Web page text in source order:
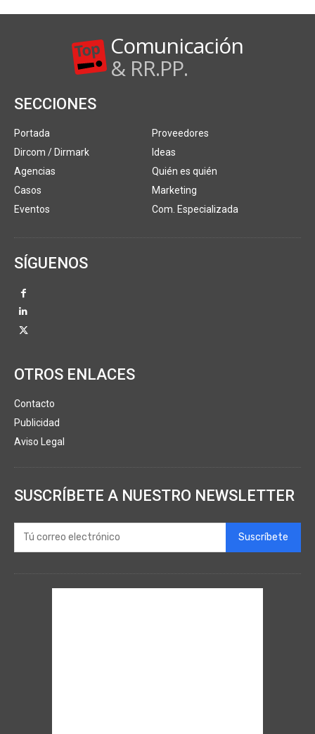
Comunicación
& RR.PP.
SECCIONES
Portada
Dircom / Dirmark
Agencias
Casos
Eventos
Proveedores
Ideas
Quién es quién
Marketing
Com. Especializada
SÍGUENOS
OTROS ENLACES
Contacto
Publicidad
Aviso Legal
SUSCRÍBETE A NUESTRO NEWSLETTER
Suscríbete